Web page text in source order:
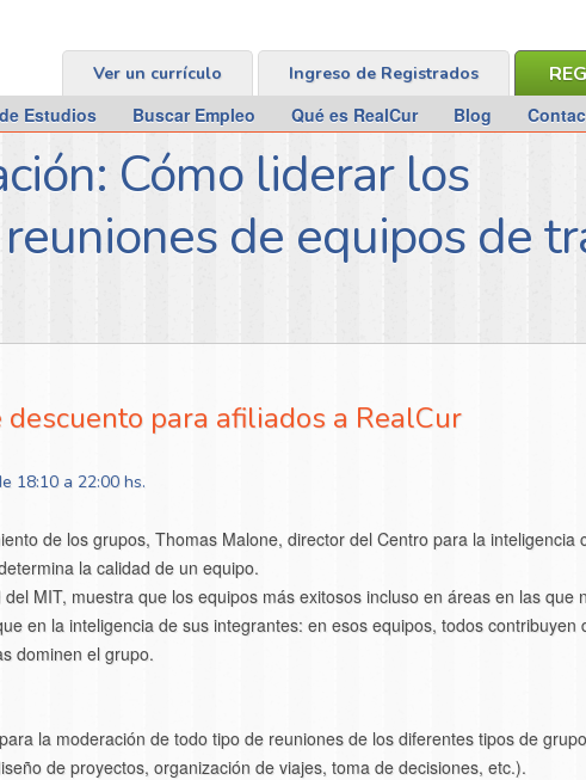
Ingreso de Registrados
Ver un currículo
Estudios Buscar Empleo Qué es RealCur Blog
Cómo liderar los
de equipos de
descuento para afiliados a RealCur
18:10 a 22:00 hs.
de los grupos, Thomas Malone, director del Centro para la inteligencia
la calidad de un equipo.
MIT, muestra que los equipos más exitosos incluso en áreas en las que
en la inteligencia de sus integrantes: en esos equipos, todos contribuyen
dominen el grupo.
la moderación de todo tipo de reuniones de los diferentes tipos de
de proyectos, organización de viajes, toma de decisiones, etc.).